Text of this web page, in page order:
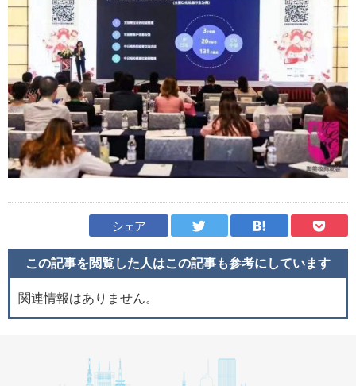
シェア
この記事を閲覧した人はこの記事も参考にしています
関連情報はありません。